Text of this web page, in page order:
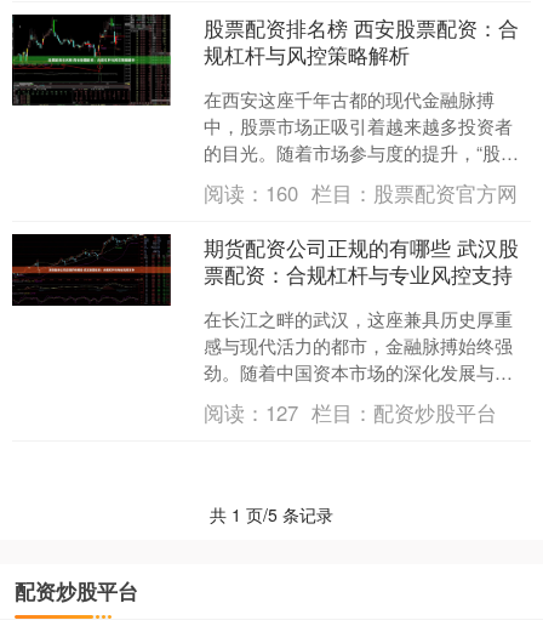
股票配资排名榜 西安股票配资：合
规杠杆与风控策略解析
在西安这座千年古都的现代金融脉搏
中，股票市场正吸引着越来越多投资者
的目光。随着市场参与度的提升，“股票
配资”这一杠杆工具也逐渐进入投资者视
野。如何在古城墙下既把....
阅读： 160 栏目： 股票配资官方网
期货配资公司正规的有哪些 武汉股
票配资：合规杠杆与专业风控支持
在长江之畔的武汉，这座兼具历史厚重
感与现代活力的都市，金融脉搏始终强
劲。随着中国资本市场的深化发展与投
资者教育的普及，股票投资已成为众多
武汉市民资产配置的重要选....
阅读： 127 栏目： 配资炒股平台
共 1 页/5 条记录
配资炒股平台